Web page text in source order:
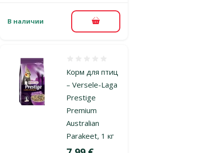
В наличии В корзину
Корм для птиц
– Versele-Laga
Prestige
Premium
Australian
Parakeet, 1 кг